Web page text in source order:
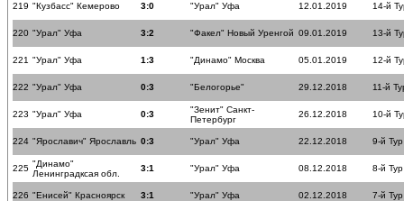
219 "Кузбасс" Кемерово 3:0 "Урал" Уфа 12.01.2019 14-й
220 "Урал" Уфа 3:2 "Факел" Новый Уренгой 09.01.2019 13-й
221 "Урал" Уфа 1:3 "Динамо" Москва 05.01.2019 12-й
222 "Урал" Уфа 0:3 "Белогорье" 29.12.2018 11-й
223 "Урал" Уфа 0:3
"Зенит" Санкт-
Петербург
26.12.2018 10-й
224 "Ярославич" Ярославль 0:3 "Урал" Уфа 22.12.2018 9-й Тур
225 "Динамо"
Ленинградксая обл.
3:1 "Урал" Уфа 08.12.2018 8-й Тур
226 "Енисей" Красноярск 3:1 "Урал" Уфа 02.12.2018 7-й Тур